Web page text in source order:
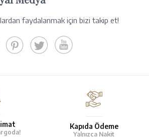
faydalanmak için bizi takip et!
Kapıda Ödeme
Yalnızca Nakit